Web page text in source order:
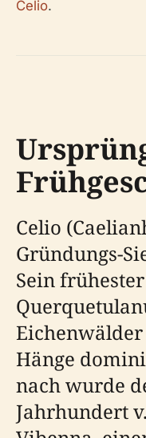
Celio.
Celio
Gründungs-
Sein
Hänge
nach wurde
Jahrhundert